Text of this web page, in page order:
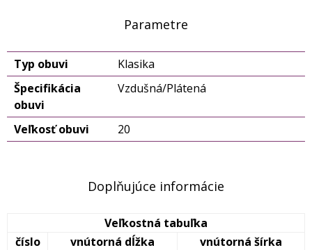
Parametre
Typ obuvi
Klasika
Špecifikácia
obuvi
Vzdušná/Plátená
Veľkosť obuvi 20
Doplňujúce informácie
Veľkostná tabuľka
číslo
vnútorná dĺžka
vnútorná šírka